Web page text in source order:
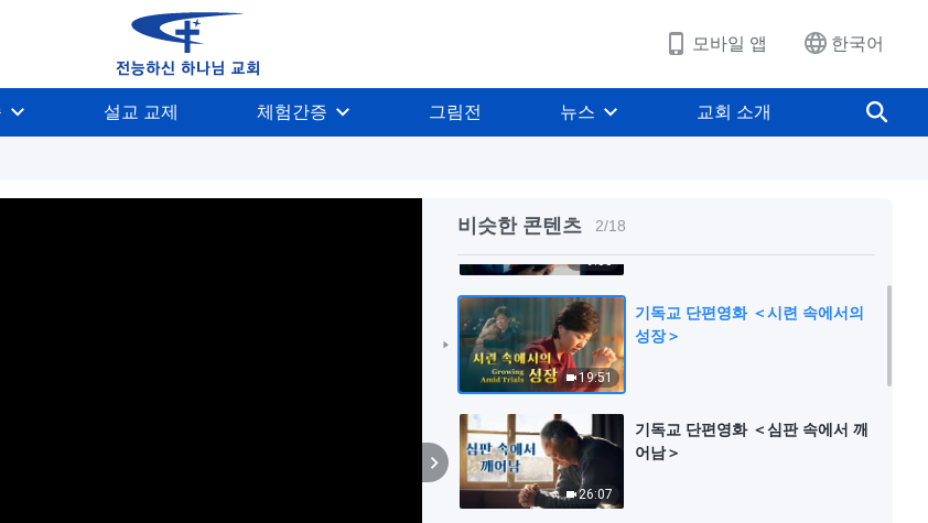
모바일 앱 한국어
설교 교제 체험간증 그림전 뉴스 교회 소개
비슷한 콘텐츠 2/18
9:33
19:51
기독교 단편영화 ＜시련 속에서의
성장＞
26:07
기독교 단편영화 ＜심판 속에서 깨
어남＞